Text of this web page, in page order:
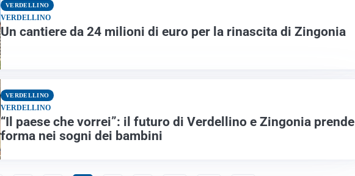
VERDELLINO
VERDELLINO
Un cantiere da 24 milioni di euro per la rinascita di Zingonia
VERDELLINO
VERDELLINO
“Il paese che vorrei”: il futuro di Verdellino e Zingonia prende
forma nei sogni dei bambini